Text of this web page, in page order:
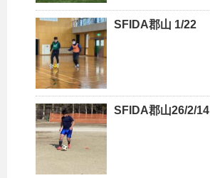
SFIDA郡山 1/22
SFIDA郡山26/2/14